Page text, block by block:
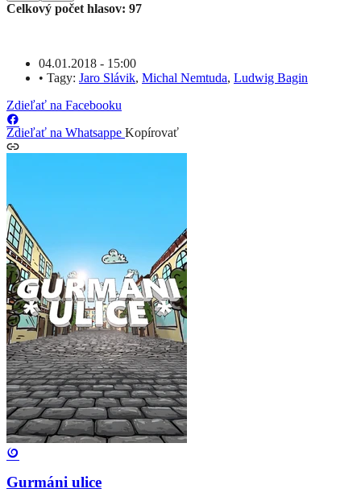
Celkový počet hlasov: 97
04.01.2018 - 15:00
• Tagy: Jaro Slávik, Michal Nemtuda, Ludwig Bagin
Zdieľať na Facebooku
Zdieľať na Whatsappe Kopírovať
Gurmáni ulice